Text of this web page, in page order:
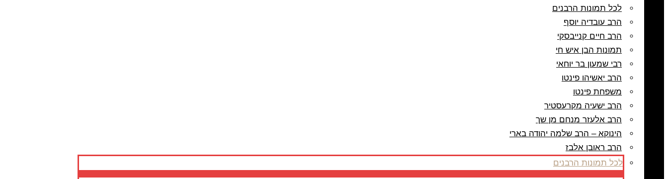
לכל תמונות הרבנים
הרב עובדיה יוסף
הרב חיים קנייבסקי
תמונות הבן איש חי
רבי שמעון בר יוחאי
הרב יאשיהו פינטו
משפחת פינטו
הרב ישעיה מקרעסטיר
הרב אלעזר מנחם מן שך
הינוקא – הרב שלמה יהודה בארי
הרב ראובן אלבז
לכל תמונות הרבנים